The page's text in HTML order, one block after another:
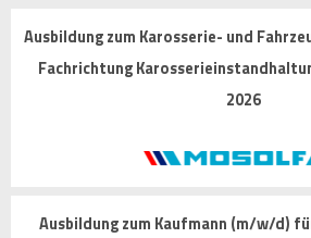
Ausbildung zum Karosserie- und
Fachrichtung
2026
Ausbildung zum Kaufmann (m/w/d)